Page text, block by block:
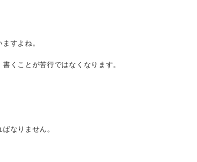
すよね。
くことが苦行ではなくなります。
なりません。